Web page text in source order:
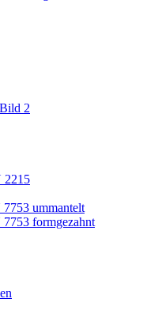
2215
ummantelt
formgezahnt